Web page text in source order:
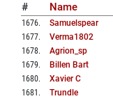
# Name
1676. Samuelspear
1677. Verma1802
1678. Agrion_sp
1679. Billen Bart
1680. Xavier C
1681 . Trundle